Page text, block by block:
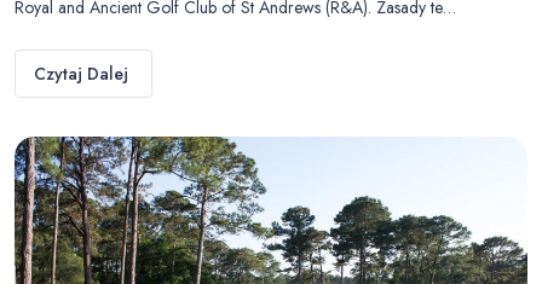
Royal and Ancient Golf Club of St Andrews (R&A). Zasady te…
Czytaj Dalej